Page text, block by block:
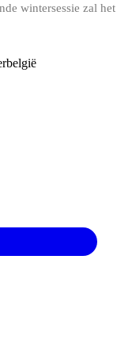
wintersessie zal het
belgië